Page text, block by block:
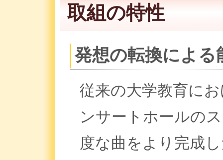
取組の特性
発想の転換による
従来の大学教育に
ンサートホールの
度な曲をより完成